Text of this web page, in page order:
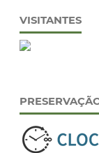
VISITANTES